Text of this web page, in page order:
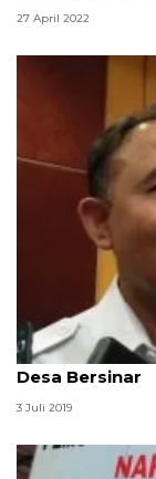
27 April 2022
BNN siapkan
Desa Bersinar
3 Juli 2019